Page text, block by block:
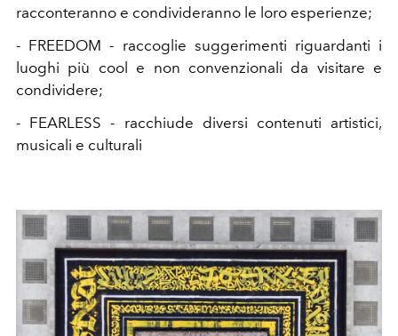
racconteranno e condivideranno le loro esperienze;
- FREEDOM - raccoglie suggerimenti riguardanti i
luoghi più cool e non convenzionali da visitare e
condividere;
- FEARLESS - racchiude diversi contenuti artistici,
musicali e culturali